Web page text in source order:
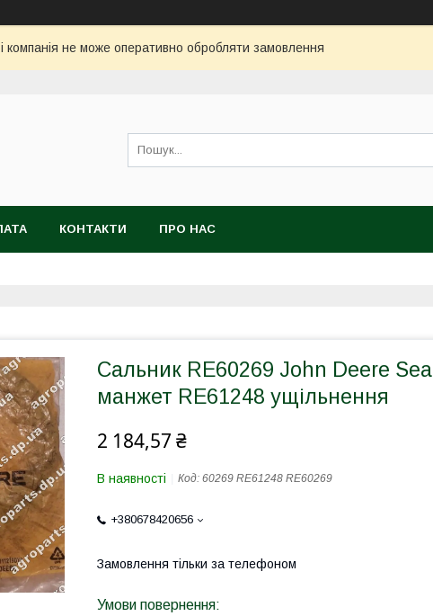
не може оперативно обробляти замовлення
КОНТАКТИ ПРО НАС
Сальник RE60269 John Deere Seal
манжет RE61248 ущільнення
2 184,57 ₴
В наявності Код: 60269 RE61248 RE60269
+380678420656
Замовлення тільки за телефоном